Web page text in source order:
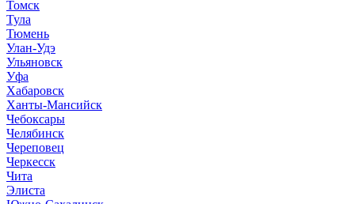
Томск
Тула
Тюмень
Улан-Удэ
Ульяновск
Уфа
Хабаровск
Ханты-Мансийск
Чебоксары
Челябинск
Череповец
Черкесск
Чита
Элиста